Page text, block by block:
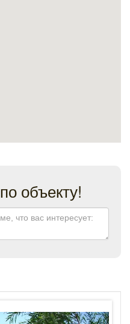
объекту!